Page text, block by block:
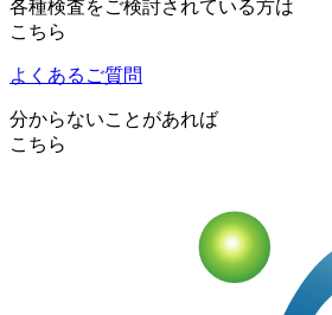
各種検査をご検討されている方は
こちら
よくあるご質問
分からないことがあれば
こちら